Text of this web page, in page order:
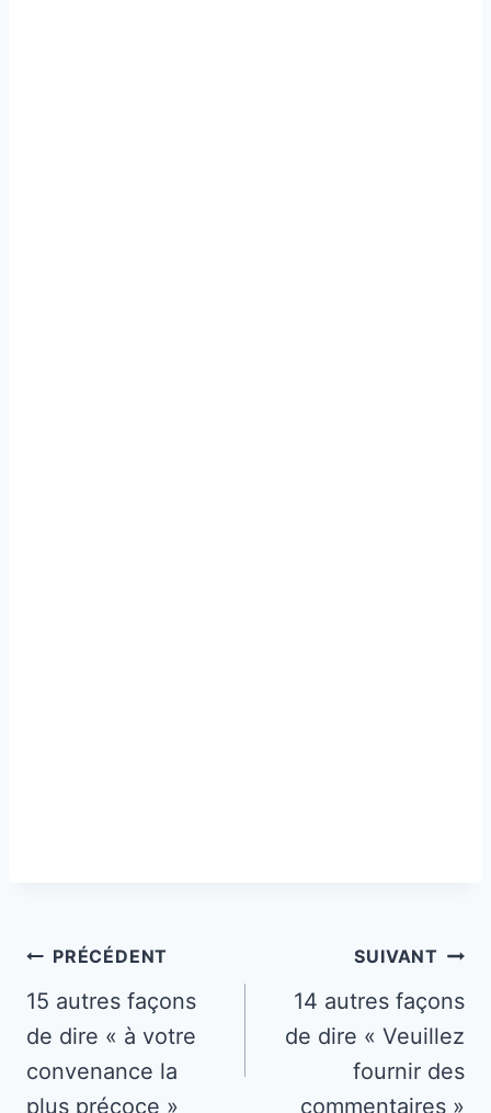
Navigation
de
l’article
PRÉCÉDENT
15 autres façons
de dire « à votre
convenance la
plus précoce »
SUIVANT
14 autres façons
de dire « Veuillez
fournir des
commentaires »